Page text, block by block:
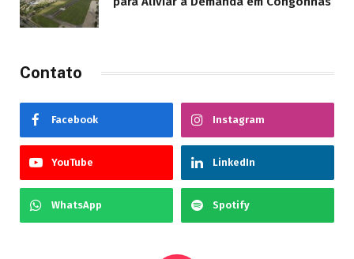
Contato
Facebook Instagram
YouTube LinkedIn
WhatsApp Spotify